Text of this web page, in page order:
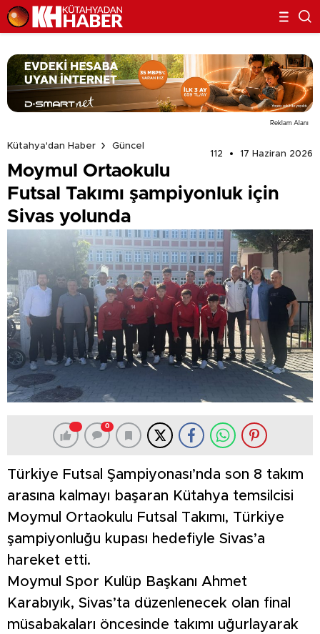
Reklam Alanı
Kütahya'dan Haber
Güncel
112
17 Haziran 2026
Moymul Ortaokulu
Futsal Takımı şampiyonluk için
Sivas yolunda
0
Türkiye Futsal Şampiyonası’nda son 8 takım
arasına kalmayı başaran Kütahya temsilcisi
Moymul Ortaokulu Futsal Takımı, Türkiye
şampiyonluğu kupası hedefiyle Sivas’a
hareket etti.
Moymul Spor Kulüp Başkanı Ahmet
Karabıyık, Sivas’ta düzenlenecek olan final
müsabakaları öncesinde takımı uğurlayarak